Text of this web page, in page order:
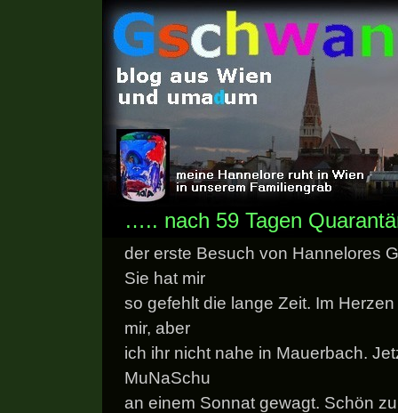
….. nach 59 Tagen
der erste Besuch von Hannelores
Sie hat mir
so gefehlt die lange Zeit. Im
mir, aber
ich ihr nicht nahe in Mauerbach.
MuNaSchu
an einem Sonnat gewagt. Schön